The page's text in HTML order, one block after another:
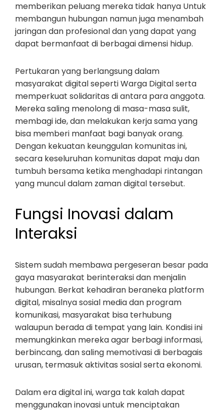
memberikan peluang mereka tidak hanya Untuk
membangun hubungan namun juga menambah
jaringan dan profesional dan yang dapat yang
dapat bermanfaat di berbagai dimensi hidup.
Pertukaran yang berlangsung dalam
masyarakat digital seperti Warga Digital serta
memperkuat solidaritas di antara para anggota.
Mereka saling menolong di masa-masa sulit,
membagi ide, dan melakukan kerja sama yang
bisa memberi manfaat bagi banyak orang.
Dengan kekuatan keunggulan komunitas ini,
secara keseluruhan komunitas dapat maju dan
tumbuh bersama ketika menghadapi rintangan
yang muncul dalam zaman digital tersebut.
Fungsi Inovasi dalam
Interaksi
Sistem sudah membawa pergeseran besar pada
gaya masyarakat berinteraksi dan menjalin
hubungan. Berkat kehadiran beraneka platform
digital, misalnya sosial media dan program
komunikasi, masyarakat bisa terhubung
walaupun berada di tempat yang lain. Kondisi ini
memungkinkan mereka agar berbagi informasi,
berbincang, dan saling memotivasi di berbagais
urusan, termasuk aktivitas sosial serta ekonomi.
Dalam era digital ini, warga tak kalah dapat
menggunakan inovasi untuk menciptakan